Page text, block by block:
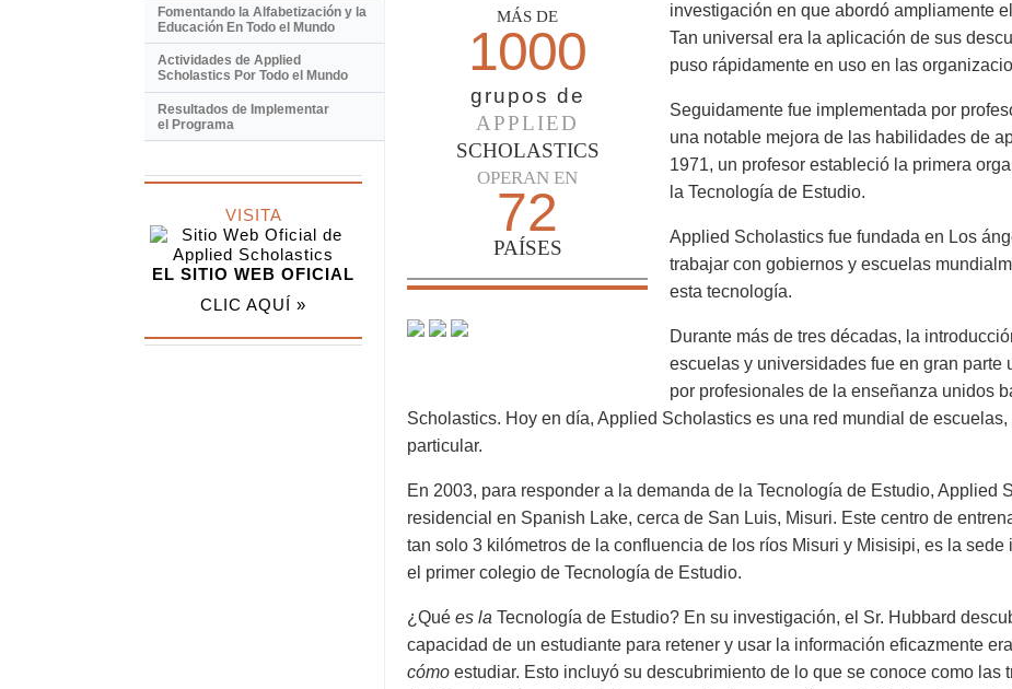
MÁS DE
1000
grupos de
APPLIED
SCHOLASTICS
OPERAN EN
72
PAÍSES
investigación en que abordó ampliamente
Tan universal era la aplicación de sus
puso rápidamente en uso en las
Seguidamente fue implementada por
una notable mejora de las habilidades de
1971, un profesor estableció la primera
la Tecnología de Estudio.
Applied Scholastics fue fundada en Los
trabajar con gobiernos y escuelas
esta tecnología.
Durante más de tres décadas, la
escuelas y universidades fue en gran
por profesionales de la enseñanza unidos
Scholastics. Hoy en día, Applied Scholastics es una red mundial de
particular.
En 2003, para responder a la demanda de la Tecnología de Estudio, Applied
residencial en Spanish Lake, cerca de San Luis, Misuri. Este centro de
tan solo 3 kilómetros de la confluencia de los ríos Misuri y Misisipi, es la
el primer colegio de Tecnología de Estudio.
¿Qué es la Tecnología de Estudio? En su investigación, el Sr. Hubbard
capacidad de un estudiante para retener y usar la información eficazmente
cómo estudiar. Esto incluyó su descubrimiento de lo que se conoce como las
Fomentando la Alfabetización y la
Educación En Todo el Mundo
Actividades de Applied
Scholastics Por Todo el Mundo
Resultados de Implementar
el Programa
VISITA
EL SITIO WEB OFICIAL
CLIC AQUÍ »